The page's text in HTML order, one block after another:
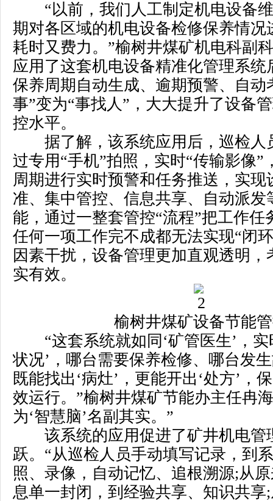
“以前，我们人工制定机电设备维
期对各区域的机电设备检修保养情况
耗时又费力。”榆树井煤矿机电科副
应用了这套机电设备精准化管理系统
保养周期自动生成、逾期预警、自动
事”变为“事找人”，大大提升了设备
控水平。
据了解，该系统应用后，巡检人
过专用“手机”拍照，实时“传输影像”
周期进行实时预警和任务推送，实现
准、集中管控、信息共享、自动派发
能，通过一整套管控“流程”把工作任
任何一项工作完不成都无法实现“闭
因素干扰，设备管理更加直观透明，
实有效。
榆树井煤矿设备节能管
“这套系统就如同‘矿管医生’，实
状况’，哪台需要保养检修、哪台发
既能找出‘病灶’，更能开出‘处方’，
效运行。”榆树井煤矿节能办主任冉
为‘智慧脑’名副其实。”
该系统的应用促进了矿井机电管
跃。“从巡检人员手动填写记录，到
照、录像，自动记忆、追根溯源;从
息单一封闭，到经验共享、知识共享